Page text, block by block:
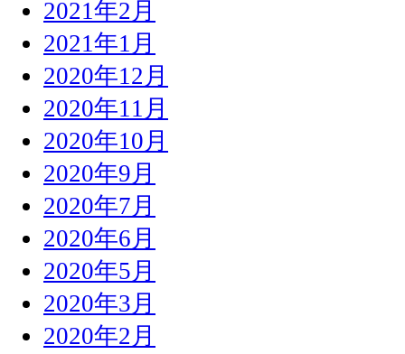
2021年2月
2021年1月
2020年12月
2020年11月
2020年10月
2020年9月
2020年7月
2020年6月
2020年5月
2020年3月
2020年2月